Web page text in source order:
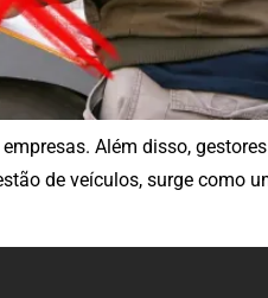
Além disso,
de veículos, surge como